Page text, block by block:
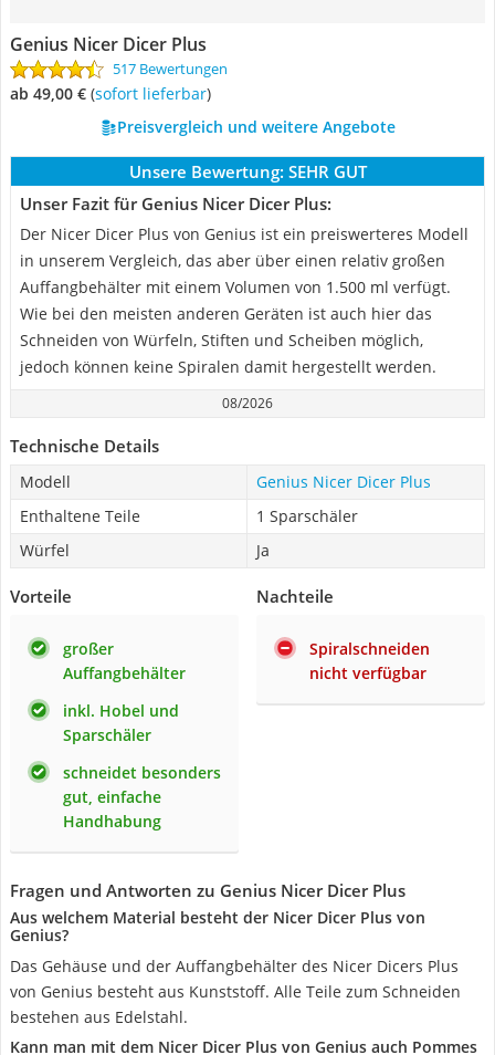
Genius Nicer Dicer Plus
517 Bewertungen
ab 49,00 € ( Sofort lieferbar)
Preisvergleich und weitere Angebote
Unsere Bewertung: SEHR GUT
Unser Fazit für Genius Nicer Dicer Plus:
Der Nicer Dicer Plus von Genius ist ein preiswerteres Modell
in unserem Vergleich, das aber über einen relativ großen
Auffangbehälter mit einem Volumen von 1.500 ml verfügt.
Wie bei den meisten anderen Geräten ist auch hier das
Schneiden von Würfeln, Stiften und Scheiben möglich,
jedoch können keine Spiralen damit hergestellt werden.
08/2026
Technische Details
Modell
Genius Nicer Dicer Plus
Enthaltene Teile
1 Sparschäler
Würfel
Ja
Vorteile
großer
Auffangbehälter
inkl. Hobel und
Sparschäler
schneidet besonders
gut, einfache
Handhabung
Nachteile
Spiralschneiden
nicht verfügbar
Fragen und Antworten zu Genius Nicer Dicer Plus
Aus welchem Material besteht der Nicer Dicer Plus von
Genius?
Das Gehäuse und der Auffangbehälter des Nicer Dicers Plus
von Genius besteht aus Kunststoff. Alle Teile zum Schneiden
bestehen aus Edelstahl.
Kann man mit dem Nicer Dicer Plus von Genius auch Pommes